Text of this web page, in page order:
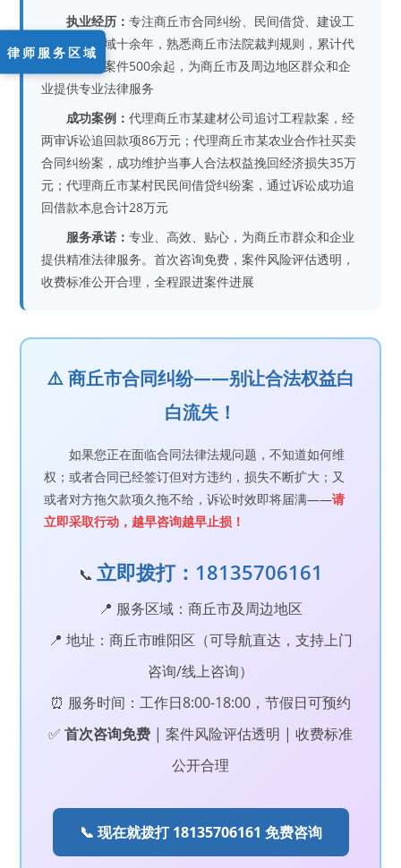
执业经历：专注商丘市合同纠纷、民间借贷、建设工
程合同等领域十余年，熟悉商丘市法院裁判规则，累计代
理合同纠纷案件500余起，为商丘市及周边地区群众和企
业提供专业法律服务
成功案例：代理商丘市某建材公司追讨工程款案，经
两审诉讼追回款项86万元；代理商丘市某农业合作社买卖
合同纠纷案，成功维护当事人合法权益挽回经济损失35万
元；代理商丘市某村民民间借贷纠纷案，通过诉讼成功追
回借款本息合计28万元
服务承诺：专业、高效、贴心，为商丘市群众和企业
提供精准法律服务。首次咨询免费，案件风险评估透明，
收费标准公开合理，全程跟进案件进展
⚠️ 商丘市合同纠纷——别让合法权益白
白流失！
如果您正在面临合同法律法规问题，不知道如何维
权；或者合同已经签订但对方违约，损失不断扩大；又
或者对方拖欠款项久拖不给，诉讼时效即将届满——请
立即采取行动，越早咨询越早止损！
📞 立即拨打：18135706161
📍 服务区域：商丘市及周边地区
📍 地址：商丘市睢阳区（可导航直达，支持上门
咨询/线上咨询）
⏰ 服务时间：工作日8:00-18:00，节假日可预约
✅ 首次咨询免费 | 案件风险评估透明 | 收费标准
公开合理
📞 现在就拨打 18135706161 免费咨询
律师服务区域